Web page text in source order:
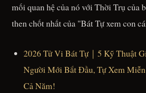
mối quan hệ của nó với Thời Trụ của
then chốt nhất của "Bát Tự xem con
2026 Tử Vi Bát Tự｜5 Kỹ Thuật
Người Mới Bắt Đầu, Tự Xem
Cả Năm!